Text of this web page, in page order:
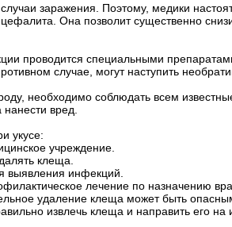
заражения. Поэтому, медики
Она позволит существенно
проводится специальными
случае, могут наступить
необходимо соблюдать всем
вред.
укусе:
учреждение.
клеща.
выявления инфекций.
лечение по назначению
удаление клеща может быть
извлечь клеща и направить его на